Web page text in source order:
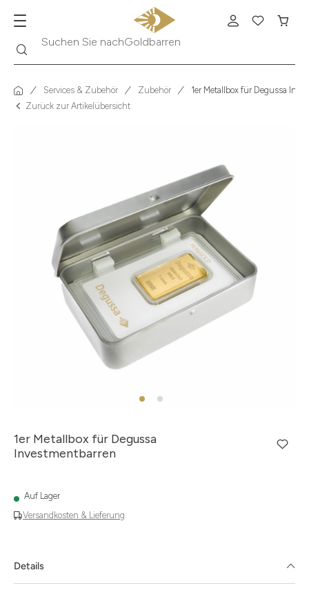
Suchen Sie nach
Services & Zubehör Zubehör
1er Metallbox für Degussa
Zurück zur Artikelübersicht
1er Metallbox für Degussa
Investmentbarren
Versandkosten & Lieferung
Auf Lager
Details